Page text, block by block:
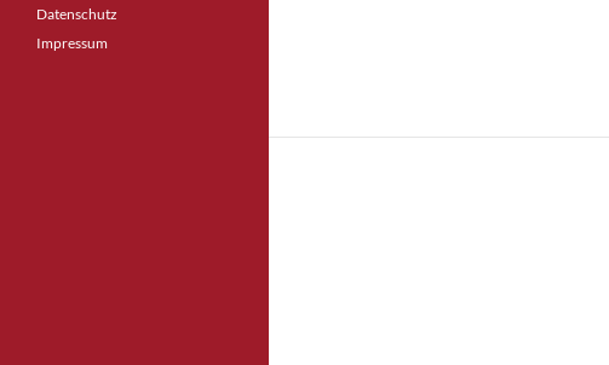
Datenschutz
Impressum